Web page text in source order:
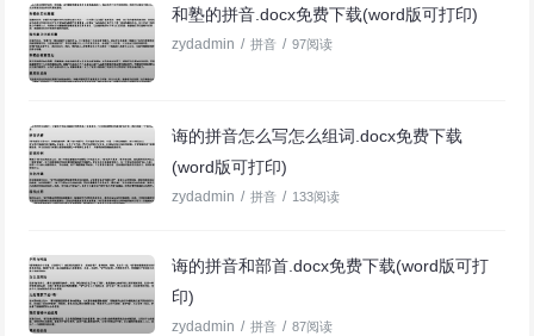
和塾的拼音.docx免费下载(word版可打印)
zydadmin / 拼音 / 97阅读
诲的拼音怎么写怎么组词.docx免费下载
(word版可打印)
zydadmin / 拼音 / 133阅读
诲的拼音和部首.docx免费下载(word版可打
印)
zydadmin / 拼音 / 87阅读